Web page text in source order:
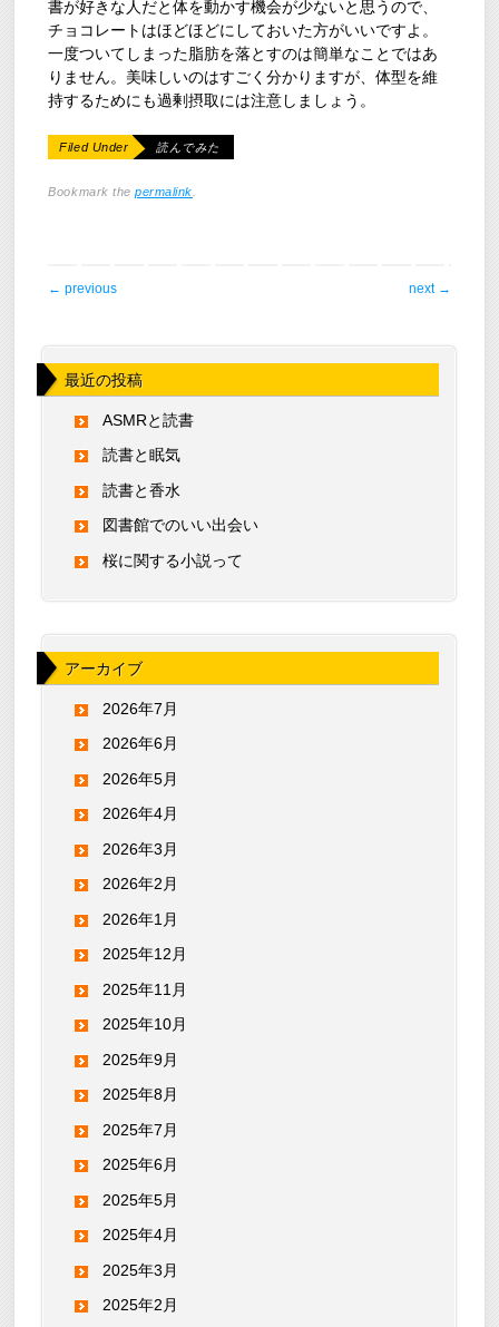
書が好きな人だと体を動かす機会が少ないと思うので、
チョコレートはほどほどにしておいた方がいいですよ。
一度ついてしまった脂肪を落とすのは簡単なことではあ
りません。美味しいのはすごく分かりますが、体型を維
持するためにも過剰摂取には注意しましょう。
Filed Under 読んでみた
Bookmark thepermalink.
post navigation
← previous next →
最近の投稿
ASMRと読書
読書と眠気
読書と香水
図書館でのいい出会い
桜に関する小説って
アーカイブ
2026年7月
2026年6月
2026年5月
2026年4月
2026年3月
2026年2月
2026年1月
2025年12月
2025年11月
2025年10月
2025年9月
2025年8月
2025年7月
2025年6月
2025年5月
2025年4月
2025年3月
2025年2月